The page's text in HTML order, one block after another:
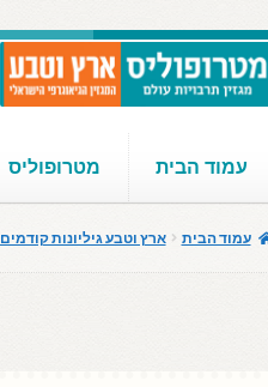
דלג
לניווט
לדלג
לתוכן
עמוד הבית מטרופוליס
עמוד הבית ארץ וטבע גיליונות קודמים